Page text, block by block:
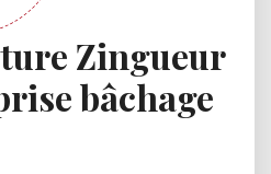
Zingueur
bâchage